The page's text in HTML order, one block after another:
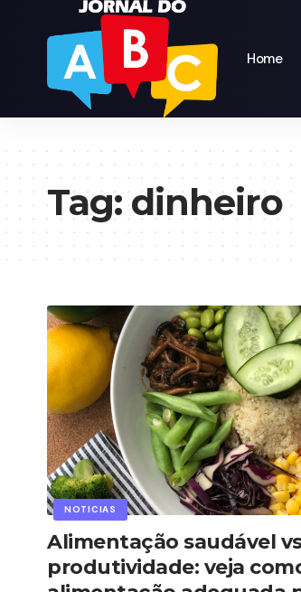
Home
Tag:dinheiro
NOTICIAS
Alimentação saudável
produtividade: veja